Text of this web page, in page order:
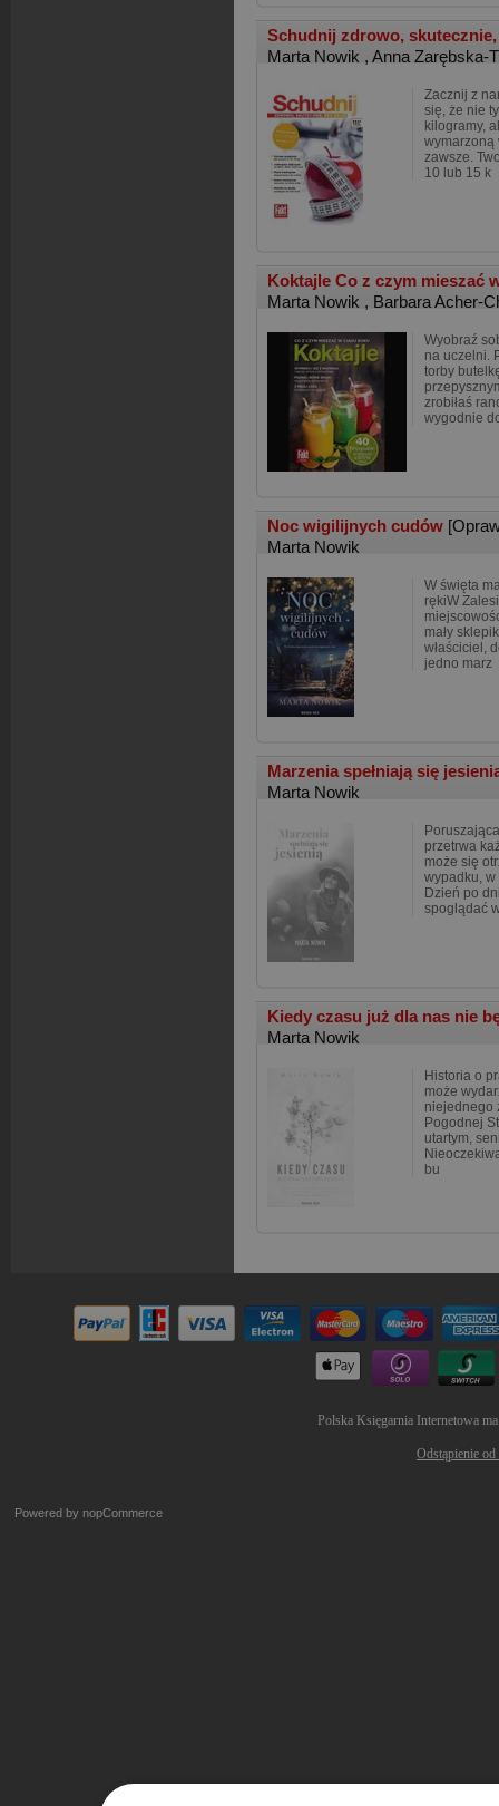
Schudnij zdrowo,
Marta Nowik , Anna Zarębska-
Zacznij z
się, że nie
kilogramy,
wymarzoną
zawsze.
10 lub 15 k
Koktajle Co z czym mieszać
Marta Nowik , Barbara Acher-
Wyobraź
na uczelni.
torby
zrobiłaś
wygodnie
Noc wigilijnych cudów
Marta Nowik
W święta
rękiW
mały
właściciel,
jedno marz
Marzenia spełniają się
Marta Nowik
przetrwa
może się
wypadku, w
Dzień po
spoglądać
Kiedy czasu już dla nas nie
Marta Nowik
Historia o
może
niejednego
Pogodnej
utartym,
bu
Polska Księgarnia Internetowa
Odstąpienie
Powered by nopCommerce